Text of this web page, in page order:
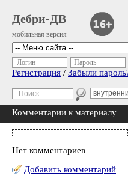
Дебри-ДВ
мобильная версия
Логин Пароль
Регистрация / Забыли
Комментарии к материалу
Нет комментариев
Добавить комментарий